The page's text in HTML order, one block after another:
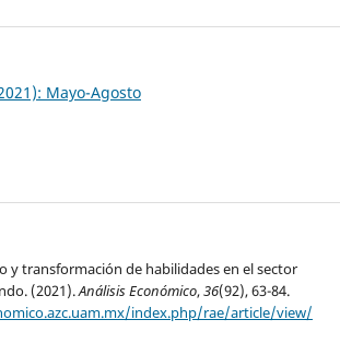
Mayo-Agosto
y transformación de habilidades en el sector
(2021).Análisis Económico,36(92), 63-84.
index.php/rae/article/view/